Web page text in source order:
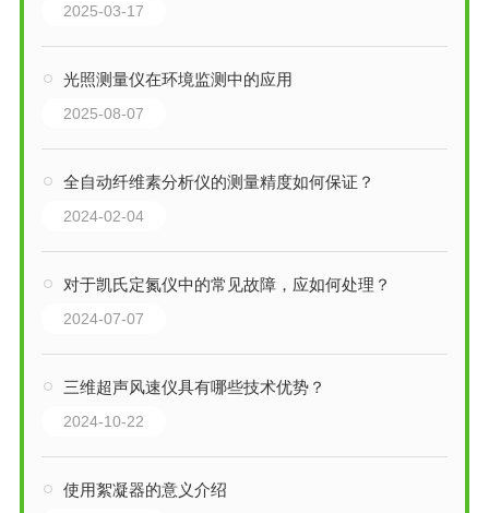
2025-03-17
光照测量仪在环境监测中的应用
2025-08-07
全自动纤维素分析仪的测量精度如何保证？
2024-02-04
对于凯氏定氮仪中的常见故障，应如何处理？
2024-07-07
三维超声风速仪具有哪些技术优势？
2024-10-22
使用絮凝器的意义介绍